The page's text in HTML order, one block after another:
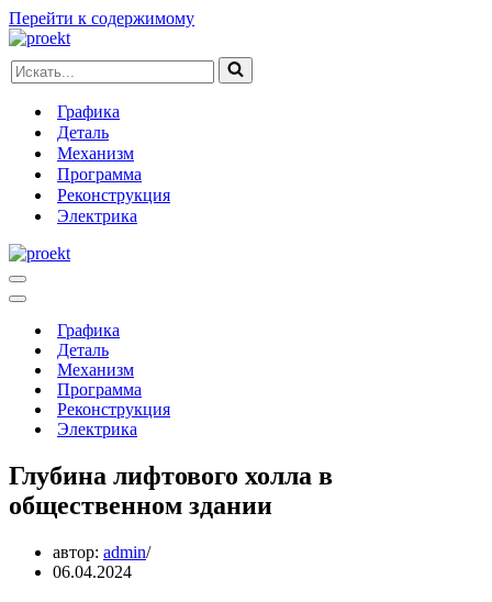
Перейти к содержимому
Искать...
Графика
Деталь
Механизм
Программа
Реконструкция
Электрика
Меню
навигации
Меню
навигацииГрафика
Деталь
Механизм
Программа
Реконструкция
Электрика
Глубина лифтового холла в
общественном здании
автор: admin
06.04.2024